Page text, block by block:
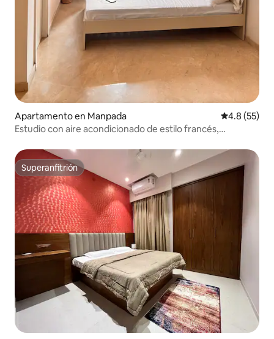
Apartamento en Manpada Calificación
4.8 (55)
Estudio con aire acondicionado de estilo francés,
Superanfitrión
Superanfitrión